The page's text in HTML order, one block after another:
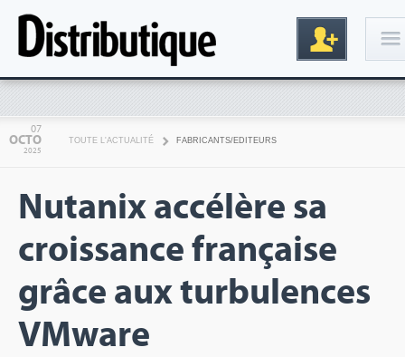
Inscription
07
OCTO
2025
TOUTE L'ACTUALITÉ FABRICANTS/EDITEURS
Nutanix accélère sa
croissance française
grâce aux turbulences
VMware